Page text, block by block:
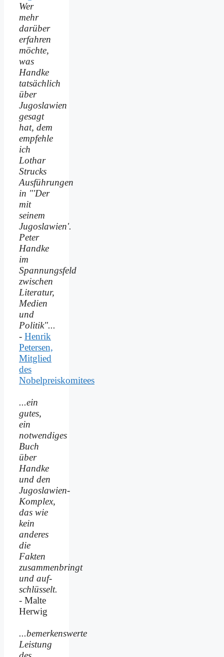
Wer
mehr
darüber
erfahren
möchte,
was
Handke
tatsächlich
über
Jugoslawien
gesagt
hat, dem
empfehle
ich
Lothar
Strucks
Ausführungen
in "'Der
mit
seinem
Jugoslawien'.
Peter
Handke
im
Spannungsfeld
zwischen
Literatur,
Medien
und
Politik"...
- Henrik
Petersen,
Mitglied
des
Nobelpreiskomitees
...ein
gutes,
ein
notwendiges
Buch
über
Handke
und den
Jugoslawien-
Komplex,
das wie
kein
anderes
die
Fakten
zusammenbringt
und auf­
schlüsselt.
- Malte
Herwig
...bemerkenswerte
Leistung